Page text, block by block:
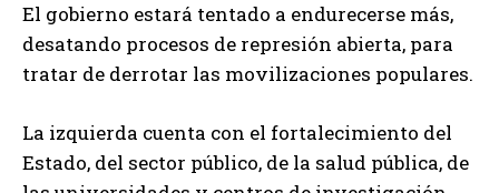
El gobierno estará tentado a endurecerse más,
desatando procesos de represión abierta, para
tratar de derrotar las movilizaciones populares.
La izquierda cuenta con el fortalecimiento del
Estado, del sector público, de la salud pública, de